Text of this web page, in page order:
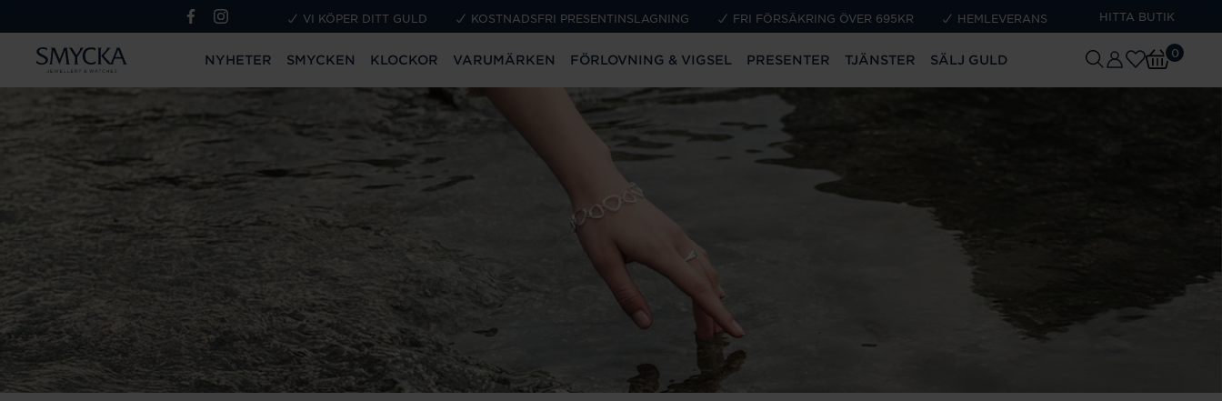
VI KÖPER DITT GULD KOSTNADSFRI PRESENTINSLAGNING FRI FÖRSÄKRING ÖVER 695KR HEMLEVERANS HITTA BUTIK
NYHETER SMYCKEN KLOCKOR VARUMÄRKEN FÖRLOVNING & VIGSEL PRESENTER TJÄNSTER SÄLJ GULD 0